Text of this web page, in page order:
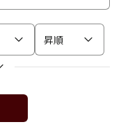
昇順